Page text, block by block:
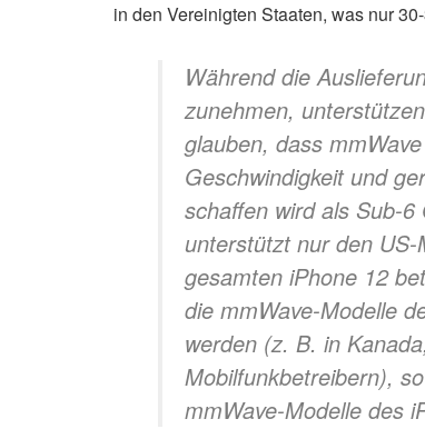
in den Vereinigten Staaten, was nur
Während die
zunehmen,
glauben, dass
Geschwindigkeit und
schaffen wird als Sub-
unterstützt nur den
gesamten iPhone 12
die mmWave-Modelle
werden (z. B. in
Mobilfunkbetreibern),
mmWave-Modelle des